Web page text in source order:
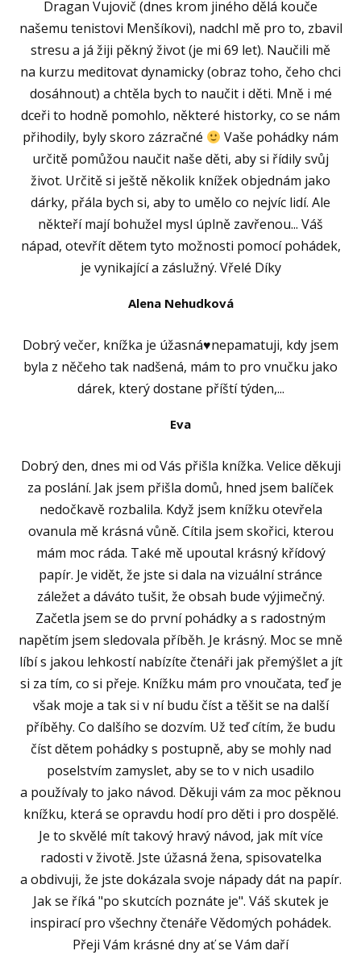
Dragan Vujovič (dnes krom jiného dělá kouče
našemu tenistovi Menšíkovi), nadchl mě pro to, zbavil
stresu a já žiji pěkný život (je mi 69 let). Naučili mě
na kurzu meditovat dynamicky (obraz toho, čeho chci
dosáhnout) a chtěla bych to naučit i děti. Mně i mé
dceři to hodně pomohlo, některé historky, co se nám
přihodily, byly skoro zázračné
Vaše pohádky nám
určitě pomůžou naučit naše děti, aby si řídily svůj
život. Určitě si ještě několik knížek objednám jako
dárky, přála bych si, aby to umělo co nejvíc lidí. Ale
někteří mají bohužel mysl úplně zavřenou... Váš
nápad, otevřít dětem tyto možnosti pomocí pohádek,
je vynikající a záslužný. Vřelé Díky
Alena Nehudková
Dobrý večer, knížka je úžasná♥️nepamatuji, kdy jsem
byla z něčeho tak nadšená, mám to pro vnučku jako
dárek, který dostane příští týden,...
Eva
Dobrý den, dnes mi od Vás přišla knížka. Velice děkuji
za poslání. Jak jsem přišla domů, hned jsem balíček
nedočkavě rozbalila. Když jsem knížku otevřela
ovanula mě krásná vůně. Cítila jsem skořici, kterou
mám moc ráda. Také mě upoutal krásný křídový
papír. Je vidět, že jste si dala na vizuální stránce
záležet a dáváto tušit, že obsah bude výjimečný.
Začetla jsem se do první pohádky a s radostným
napětím jsem sledovala příběh. Je krásný. Moc se mně
líbí s jakou lehkostí nabízíte čtenáři jak přemýšlet a jít
si za tím, co si přeje. Knížku mám pro vnoučata, teď je
však moje a tak si v ní budu číst a těšit se na další
příběhy. Co dalšího se dozvím. Už teď cítím, že budu
číst dětem pohádky s postupně, aby se mohly nad
poselstvím zamyslet, aby se to v nich usadilo
a používaly to jako návod. Děkuji vám za moc pěknou
knížku, která se opravdu hodí pro děti i pro dospělé.
Je to skvělé mít takový hravý návod, jak mít více
radosti v životě. Jste úžasná žena, spisovatelka
a obdivuji, že jste dokázala svoje nápady dát na papír.
Jak se říká "po skutcích poznáte je". Váš skutek je
inspirací pro všechny čtenáře Vědomých pohádek.
Přeji Vám krásné dny ať se Vám daří